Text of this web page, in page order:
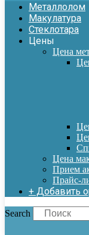
Металлолом
Макулатура
Стеклотара
Цены
Цена
Цена
Прием
Прайс-
+ Добавить
Search